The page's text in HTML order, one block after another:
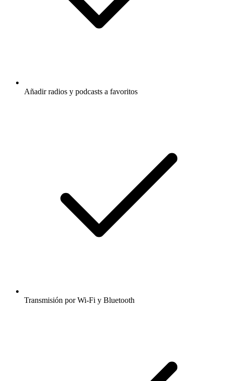
Añadir radios y podcasts a favoritos
Transmisión por Wi-Fi y Bluetooth